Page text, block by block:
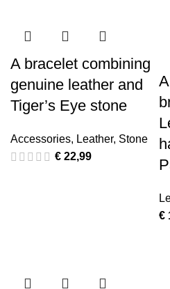
A bracelet combining
genuine leather and
Tiger’s Eye stone
Accessories, Leather, Stone
€ 22,99
€